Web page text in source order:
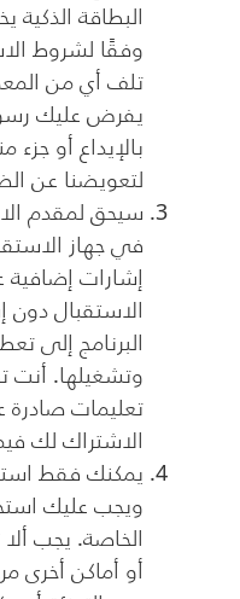
البطاقة
وفقًا لشروط
تلف أي من
يفرض عليك
بالإيداع أو
لتعويضنا عن
سيحق لمقدم
في جهاز
إشارات إضافية
الاستقبال
البرنامج إلى
وتشغيلها. أنت
تعليمات
الاشتراك لك
يمكنك فقط
ويجب عليك
الخاصة. يجب
أو أماكن أخرى